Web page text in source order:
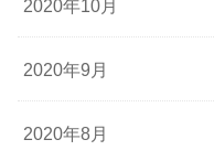
2020年10月
2020年9月
2020年8月